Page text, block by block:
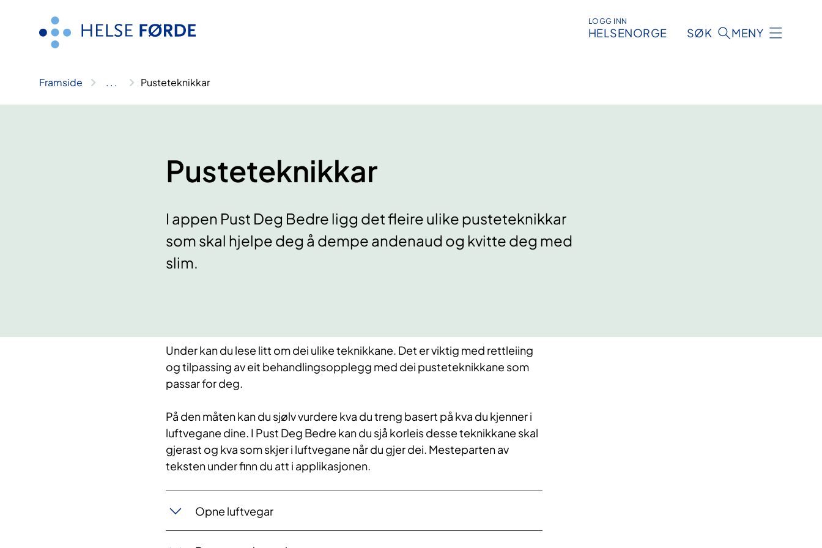
LOGG INN
HELSENORGE SØK MENY
Framside .. . Pusteteknikkar
Pusteteknikkar
I appen Pust Deg Bedre ligg det fleire ulike pusteteknikkar
som skal hjelpe deg å dempe andenaud og kvitte deg med
slim.
Under kan du lese litt om dei ulike teknikkane. Det er viktig med rettleiing
og tilpassing av eit behandlingsopplegg med dei pusteteknikkane som
passar for deg.
På den måten kan du sjølv vurdere kva du treng basert på kva du kjenner i
luftvegane dine. I Pust Deg Bedre kan du sjå korleis desse teknikkane skal
gjerast og kva som skjer i luftvegane når du gjer dei. Mesteparten av
teksten under finn du att i applikasjonen.
Opne luftvegar